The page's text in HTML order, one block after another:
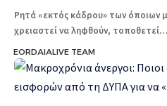
Ρητά «εκτός κάδρου» των όποιων
χρειαστεί να ληφθούν, τοποθετεί…
EORDAIALIVE TEAM